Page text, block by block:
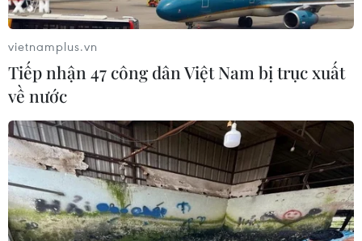
Những nguyên nhân nào gây ra hội chứng
mất trí nhớ?
23/01/2024 02:10
Dấu hiệu nhận biết chung của chứng mất trí nhớ là
người bệnh không có khả năng ghi nhớ những ký ức
vietnamplus.vn
Tiếp nhận 47 công dân Việt Nam bị trục xuất
về nước